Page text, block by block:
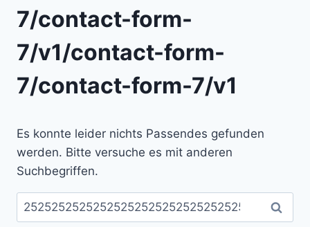
7/contact-form-
7/v1/contact-form-
7/contact-form-7/v1
Es konnte leider nichts Passendes gefunden
werden. Bitte versuche es mit anderen
Suchbegriffen.
Suchen
nach: